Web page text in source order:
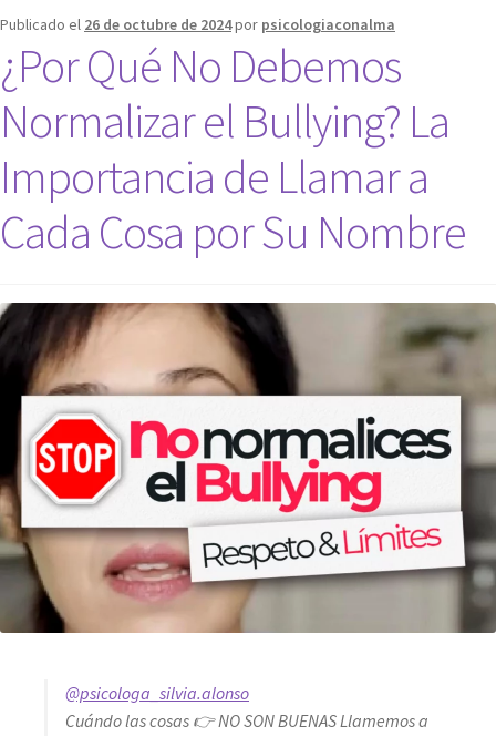
Publicado el 26 de octubre de 2024por psicologiaconalma
¿Por Qué No Debemos
Normalizar el Bullying? La
Importancia de Llamar a
Cada Cosa por Su Nombre
@psicologa_silvia.alonso
Cuándo las cosas 👉 NO SON BUENAS Llamemos a